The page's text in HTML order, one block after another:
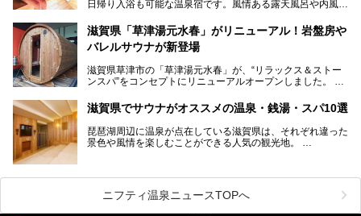
───
この記事は北近江リゾート 天然温泉 北近江の湯のPR記事で
す。
日帰り入浴も可能な温泉宿です。風情ある露天風呂や内風
ープン。湖からそよぐ爽やかな風を感じながらサウナと温泉
が楽しめます。
を打てるのも醍醐味の一つ。そして、若女将はなんと「元ア
イドル」の現役アーティスト。音楽スタジオまで備えたユニ
滋賀県「草津湯元水春」がリニューアル！岩盤房や
バレルサウナが新登場
滋賀県草津市の「草津湯元水春」が、“リラックス＆ストー
ンスパ”をコンセプトにリニューアルオープンしました。
たほか、岩盤房やバレルサウナも新設されました。さらに地
産地消をテーマにしたレストランメニューもパワーアップ。
今回新しくなった「草津湯元水春」の魅力を余すところなく
紹介します。
滋賀県でサウナがオススメの温泉・銭湯・スパ10選
琵琶湖周辺に温泉が点在している滋賀県は、それぞれ違った
景色や風情を楽しむことができる人気の観光地。
旅行やお出かけのついではもちろん、近隣にお住いの方はぜ
ひ気軽に立ち寄ってみてくださいね。
ニフティ温泉ニュースTOPへ